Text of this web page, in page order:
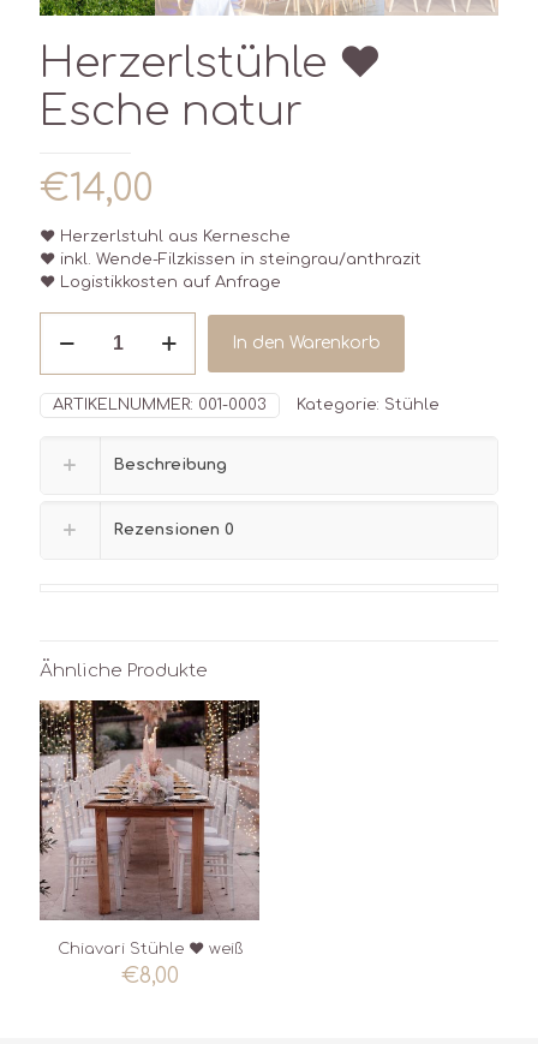
Herzerlstühle ♥
Esche natur
€14,00
♥ Herzerlstuhl aus Kernesche
♥ inkl. Wende-Filzkissen in steingrau/anthrazit
♥ Logistikkosten auf Anfrage
natur
Menge
In den Warenkorb
ARTIKELNUMMER: 001-0003 Kategorie: Stühle
Beschreibung
Rezensionen 0
Ähnliche Produkte
Chiavari Stühle ♥ weiß
€8,00